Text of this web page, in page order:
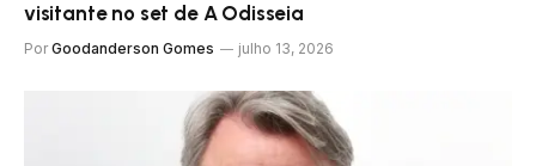
visitante no set de A Odisseia
Por Goodanderson Gomes julho 13, 2026